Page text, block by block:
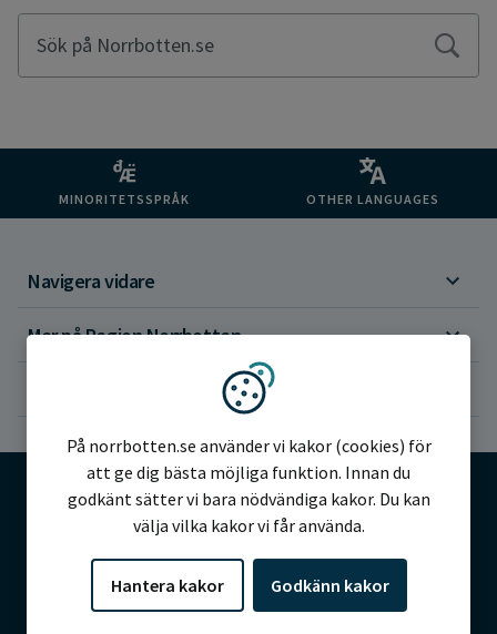
Sök på Norrbotten.se
MINORITETSSPRÅK OTHER LANGUAGES
Navigera vidare
Mer på Region Norrbotten
©2026 Region Norrbotten
Vi använder kakor
På norrbotten.se använder vi kakor (cookies) för
att ge dig bästa möjliga funktion. Innan du
godkänt sätter vi bara nödvändiga kakor. Du kan
välja vilka kakor vi får använda.
Hantera kakor Godkänn kakor